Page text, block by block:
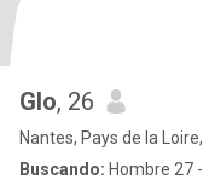
Glo, 26
Nantes, Pays de la
Buscando: Hombre 27